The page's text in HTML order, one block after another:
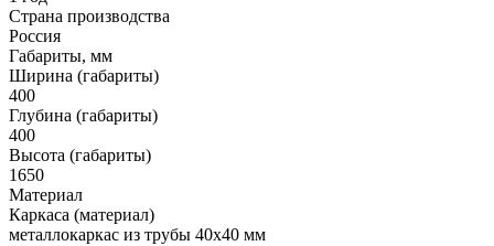
Страна производства
Россия
Габариты, мм
Ширина (габариты)
400
Глубина (габариты)
400
Высота (габариты)
1650
Материал
Каркаса (материал)
металлокаркас из трубы 40x40 мм